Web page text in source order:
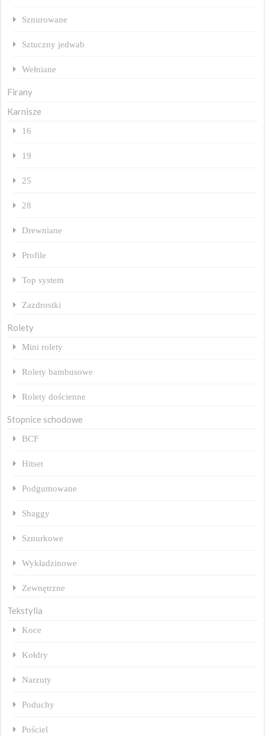
Sznurowane
Sztuczny jedwab
Wełniane
Firany
Karnisze
16
19
25
28
Drewniane
Profile
Top system
Zazdrostki
Rolety
Mini rolety
Rolety bambusowe
Rolety dościenne
Stopnice schodowe
BCF
Hitset
Podgumowane
Shaggy
Sznurkowe
Wykładzinowe
Zewnętrzne
Tekstylia
Koce
Kołdry
Narzuty
Poduchy
Pościel